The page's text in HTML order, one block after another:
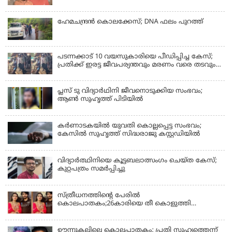
ഹേമചന്ദ്രൻ കൊലക്കേസ്; DNA ഫലം പുറത്ത്
പടന്നക്കാട് 10 വയസുകാരിയെ പീഡിപ്പിച്ച കേസ്;
പ്രതിക്ക് ഇരട്ട ജീവപര്യന്തവും മരണം വരെ തടവും
പ്ലസ് ടു വിദ്യാര്‍ഥിനി ജീവനൊടുക്കിയ സംഭവം;
ആണ്‍ സുഹൃത്ത് പിടിയില്‍
കര്‍ണാടകയില്‍ യുവതി കൊല്ലപ്പെട്ട സംഭവം;
കേസില്‍ സുഹൃത്ത് സിദ്ധരാജു കസ്റ്റഡിയില്‍
വിദ്യാർത്ഥിനിയെ കൂട്ടബലാത്സംഗം ചെയ്ത കേസ്;
കുറ്റപത്രം സമര്‍പ്പിച്ചു
സ്ത്രീധനത്തിന്റെ പേരില്‍
കൊലപാതകം;26കാരിയെ തീ കൊളുത്തി